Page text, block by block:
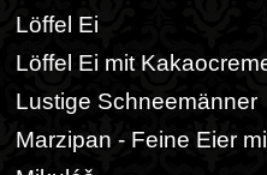
Löffel Ei
Löffel Ei mit
Lustige Schneemänner
Marzipan - Feine Eier